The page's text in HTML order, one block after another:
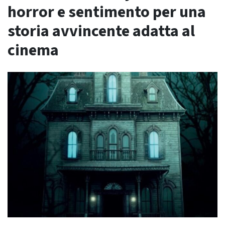
horror e sentimento per una
storia avvincente adatta al
cinema